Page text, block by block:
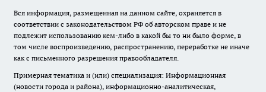
Вся информация, размещенная на данном сайте, охраняется в
соответствии с законодательством РФ об авторском праве и не
подлежит использованию кем-либо в какой бы то ни было форме, в
том числе воспроизведению, распространению, переработке не иначе
как с письменного разрешения правообладателя.
Примерная тематика и (или) специализация: Информационная
(новости города и района), информационно-аналитическая,